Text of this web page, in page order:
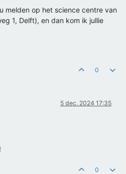
melden op het science centre van
1, Delft), en dan kom ik jullie
0
5 dec. 2024 17:35
0